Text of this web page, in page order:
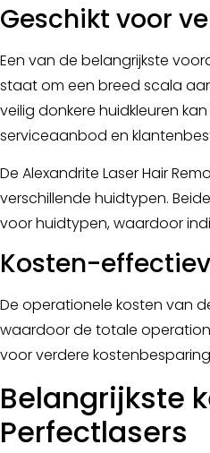
Geschikt voor
Een van de belangrijkste
staat om een breed scala
veilig donkere huidkleuren
serviceaanbod en
De Alexandrite Laser Hair
verschillende huidtypen.
voor huidtypen, waardoor
Kosten-
De operationele kosten van
waardoor de totale
voor verdere
Belangrijkste
Perfectlasers